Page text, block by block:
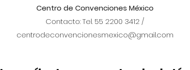
Centro de Convenciones México
Contacto: Tel. 55 2200 3412 /
centrodeconvencionesmexico@gmail.com